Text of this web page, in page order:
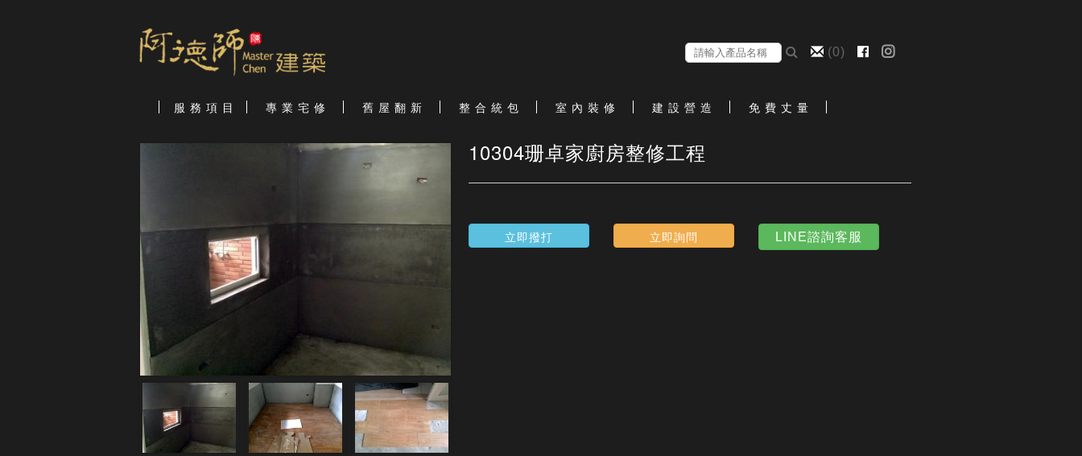
(0)
服 務 項 目 專 業 宅 修 舊 屋 翻 新 整 合 統 包 室 內 裝 修 建 設 營 造 免 費 丈 量
10304珊卓家廚房整修工程
立即撥打 立即詢問 LINE諮詢客服